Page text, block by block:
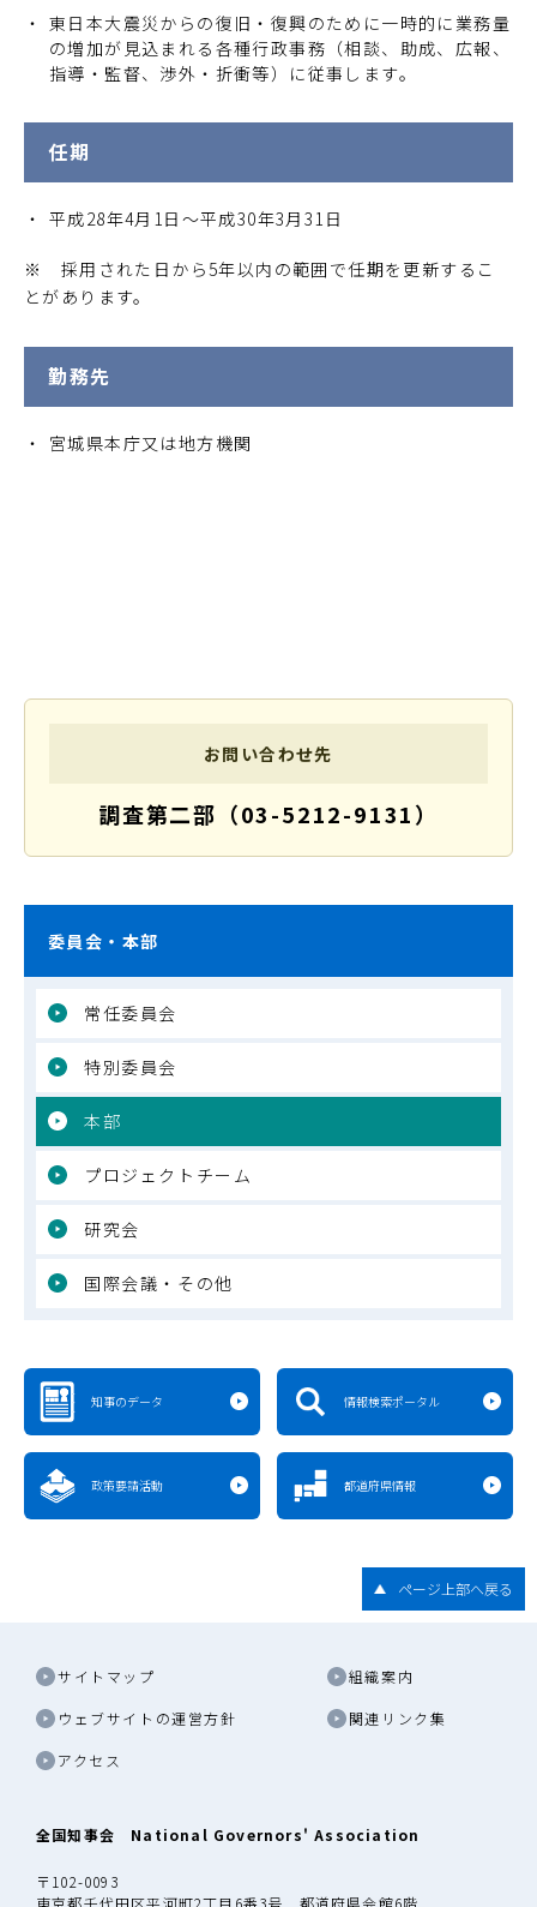
東日本大震災からの復旧・復興のために一時的に業務量
の増加が見込まれる各種行政事務（相談、助成、広報、
指導・監督、渉外・折衝等）に従事します。
任期
平成28年4月1日～平成30年3月31日
※ 採用された日から5年以内の範囲で任期を更新するこ
とがあります。
勤務先
宮城県本庁又は地方機関
お問い合わせ先
調査第二部（03-5212-9131）
委員会・本部
常任委員会
特別委員会
本部
プロジェクトチーム
研究会
国際会議・その他
知事のデータ 情報検索ポータル
政策要請活動 都道府県情報
ページ上部へ戻る
サイトマップ 組織案内
ウェブサイトの運営方針 関連リンク集
アクセス
全国知事会 National Governors' Association
〒102-0093
東京都千代田区平河町2丁目6番3号 都道府県会館6階